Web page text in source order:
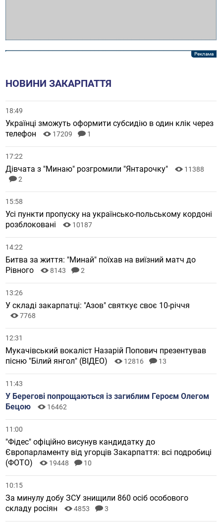
НОВИНИ ЗАКАРПАТТЯ
18:49
Українці зможуть оформити субсидію в один клік через
телефон
17209 1
17:22
Дівчата з "Минаю" розгромили "Янтарочку"
11388
2
15:58
Усі пункти пропуску на українсько-польському кордоні
розблоковані
10187
14:22
Битва за життя: "Минай" поїхав на виїзний матч до
Рівного
8143 2
13:26
У складі закарпатці: "Азов" святкує своє 10-річчя
7768
12:31
Мукачівський вокаліст Назарій Попович презентував
пісню "Білий янгол" (ВІДЕО)
12816 13
11:43
У Берегові попрощаються із загиблим Героєм Олегом
Бецою
16462
11:00
"Фідес" офіційно висунув кандидатку до
Європарламенту від угорців Закарпаття: всі подробиці
(ФОТО)
19448 10
10:15
За минулу добу ЗСУ знищили 860 осіб особового
складу росіян
4853 3